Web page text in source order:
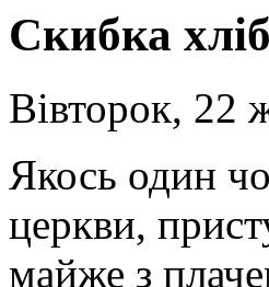
Скибка
Вівторок, 22
Якось один
церкви,
майже з